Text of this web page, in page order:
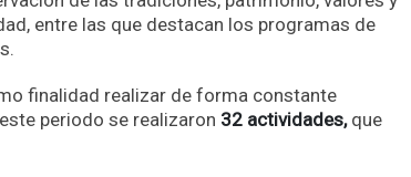
entre las que destacan los programas de
finalidad realizar de forma constante
periodo se realizaron 32 actividades,que